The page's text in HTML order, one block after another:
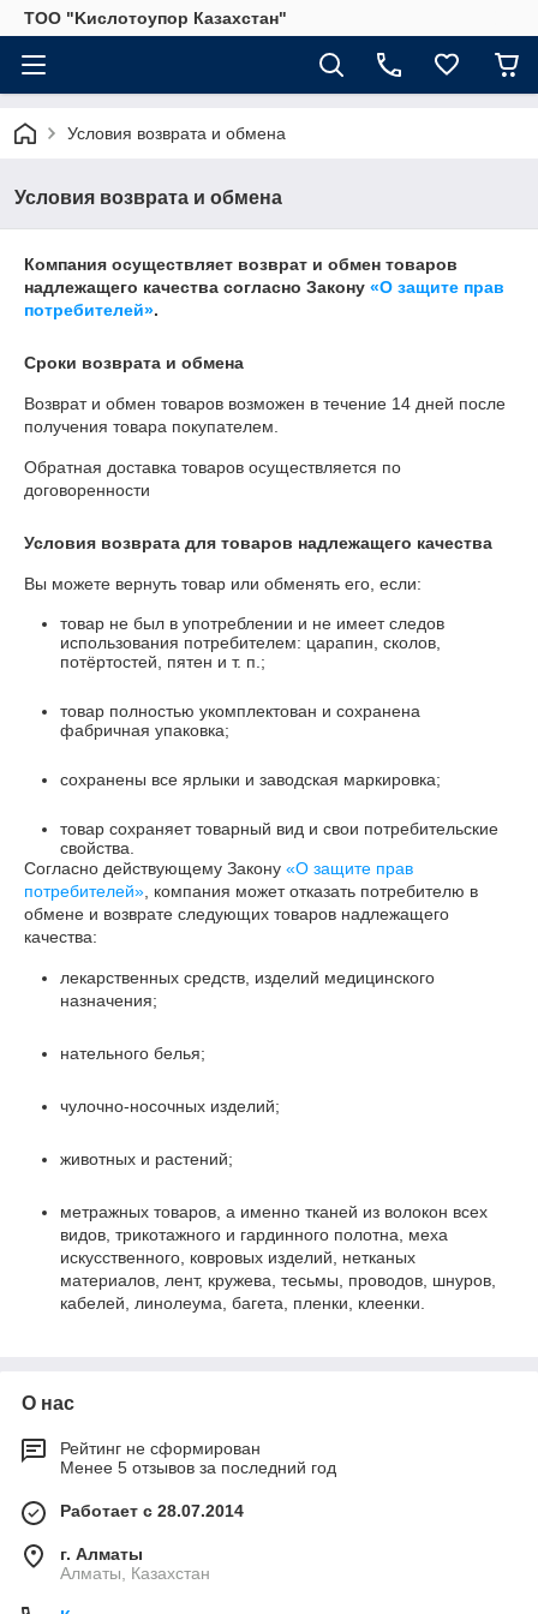
ТОО "Kислoтoупoр Казахстaн"
Условия возврата и обмена
Условия возврата и обмена
Компания осуществляет возврат и обмен товаров
надлежащего качества согласно Закону «О защите прав
потребителей».
Сроки возврата и обмена
Возврат и обмен товаров возможен в течение 14 дней после
получения товара покупателем.
Обратная доставка товаров осуществляется по
договоренности
Условия возврата для товаров надлежащего качества
Вы можете вернуть товар или обменять его, если:
товар не был в употреблении и не имеет следов
использования потребителем: царапин, сколов,
потёртостей, пятен и т. п.;
товар полностью укомплектован и сохранена
фабричная упаковка;
сохранены все ярлыки и заводская маркировка;
товар сохраняет товарный вид и свои потребительские
свойства.
Согласно действующему Закону «О защите прав
потребителей» , компания может отказать потребителю в
обмене и возврате следующих товаров надлежащего
качества:
лекарственных средств, изделий медицинского
назначения;
нательного белья;
чулочно-носочных изделий;
животных и растений;
метражных товаров, а именно тканей из волокон всех
видов, трикотажного и гардинного полотна, меха
искусственного, ковровых изделий, нетканых
материалов, лент, кружева, тесьмы, проводов, шнуров,
кабелей, линолеума, багета, пленки, клеенки.
О нас
Рейтинг не сформирован
Менее 5 отзывов за последний год
Работает с 28.07.2014
г. Алматы
Алматы, Казахстан